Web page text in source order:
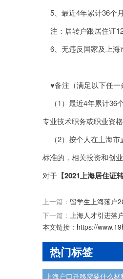
5、最近4年累计36个
注：居转户跟居住证
6、无违反国家及上海
♥备注（满足以下任一
（1）最近4年累计36
专业技术职务或职业资格
（2）按个人在上海市
标准的，相关投资和创
对于 【2021上海居住证
上一篇： 留学生上海落户
下一篇： 上海人才引进落
本文链接： https://
热门标签
上海户口迁移需要什么材